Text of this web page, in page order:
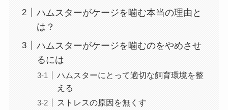
ハムスターがケージを噛む本当の理由と
は？
ハムスターがケージを噛むのをやめさせ
るには
ハムスターにとって適切な飼育環境を整
える
ストレスの原因を無くす